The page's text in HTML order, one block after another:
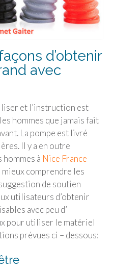
d’obtenir
avec
et l’instruction est
hommes que jamais fait
La pompe est livré
Il y a en outre
à Nice France
comprendre les
de soutien
utilisateurs d’obtenir
avec peu d’
pour utiliser le matériel
prévues ci – dessous: